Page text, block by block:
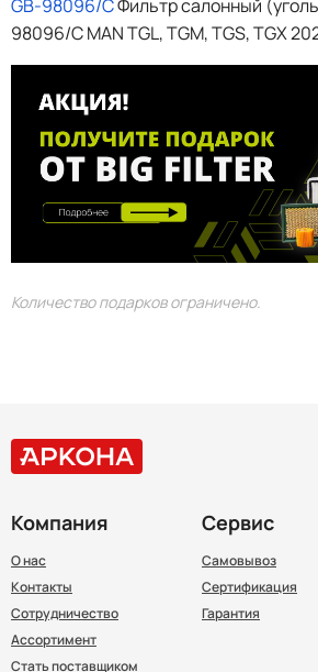
GB-98096/CФильтр салонный
98096/C MAN TGL, TGM, TGS, TGX
Количество подарков ограничено.
Компания
О нас
Контакты
Сотрудничество
Ассортимент
Стать поставщиком
Сервис
Самовывоз
Сертификация
Гарантия